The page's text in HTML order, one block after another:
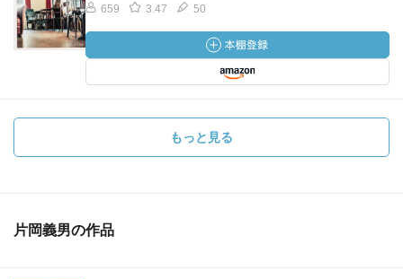
659 3.47 50
もっと見る
片岡義男の作品